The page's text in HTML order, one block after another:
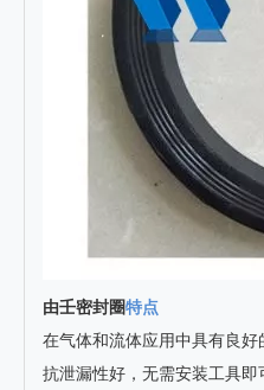
由壬密封圈特点
在气体和流体应用中具有良好
抗泄漏性好，无需安装工具